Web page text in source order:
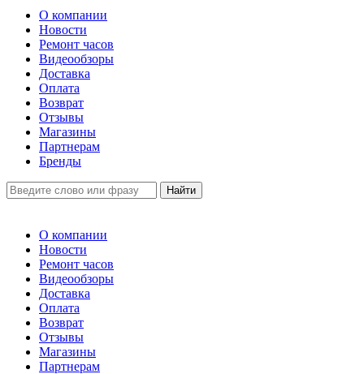
О компании
Новости
Ремонт часов
Видеообзоры
Доставка
Оплата
Возврат
Отзывы
Магазины
Партнерам
Бренды
О компании
Новости
Ремонт часов
Видеообзоры
Доставка
Оплата
Возврат
Отзывы
Магазины
Партнерам